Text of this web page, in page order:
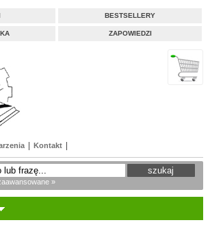
BESTSELLERY
ZAPOWIEDZI
Kontakt
»